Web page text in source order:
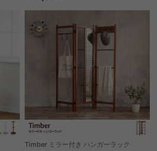
Timber ミラー付き ハンガーラック